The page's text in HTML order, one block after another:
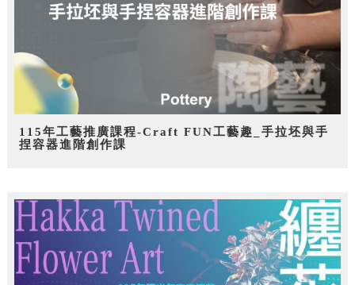
115年工藝推廣課程-Craft FUN工藝趣_手拉坯與手
捏容器進階創作課